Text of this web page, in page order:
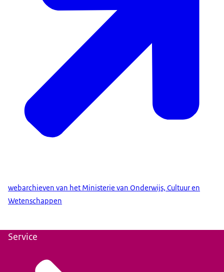
webarchieven van het Ministerie van Onderwijs, Cultuur en
Wetenschappen
Service